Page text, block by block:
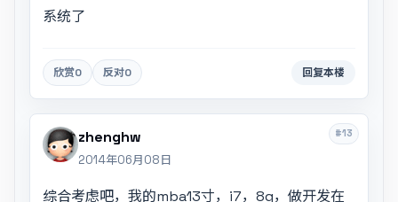
系统了
欣赏0 反对0 回复本楼
#13
zhenghw
2014年06月08日
综合考虑吧，我的mba13寸，i7，8g，做开发在